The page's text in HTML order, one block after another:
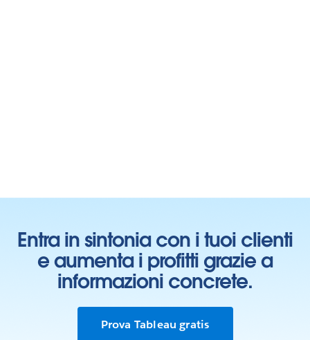
Entra in sintonia con i tuoi clienti
e aumenta i profitti grazie a
informazioni concrete.
Prova Tableau gratis